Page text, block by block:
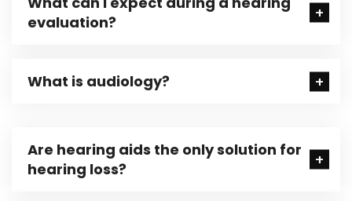
evaluation?
What is audiology?
Are hearing aids the only solution for
hearing loss?